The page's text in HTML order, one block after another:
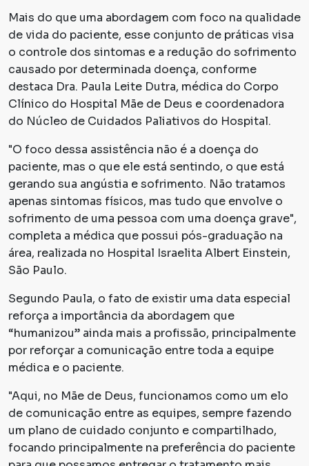
Mais do que uma abordagem com foco na qualidade
de vida do paciente, esse conjunto de práticas visa
o controle dos sintomas e a redução do sofrimento
causado por determinada doença, conforme
destaca Dra. Paula Leite Dutra, médica do Corpo
Clínico do Hospital Mãe de Deus e coordenadora
do Núcleo de Cuidados Paliativos do Hospital.
"O foco dessa assistência não é a doença do
paciente, mas o que ele está sentindo, o que está
gerando sua angústia e sofrimento. Não tratamos
apenas sintomas físicos, mas tudo que envolve o
sofrimento de uma pessoa com uma doença grave",
completa a médica que possui pós-graduação na
área, realizada no Hospital Israelita Albert Einstein,
São Paulo.
Segundo Paula, o fato de existir uma data especial
reforça a importância da abordagem que
“humanizou” ainda mais a profissão, principalmente
por reforçar a comunicação entre toda a equipe
médica e o paciente.
"Aqui, no Mãe de Deus, funcionamos como um elo
de comunicação entre as equipes, sempre fazendo
um plano de cuidado conjunto e compartilhado,
focando principalmente na preferência do paciente